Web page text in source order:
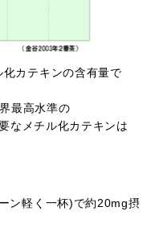
カテキンの含有量で
最高水準の
なメチル化カテキンは
ン軽く一杯)で約20mg摂